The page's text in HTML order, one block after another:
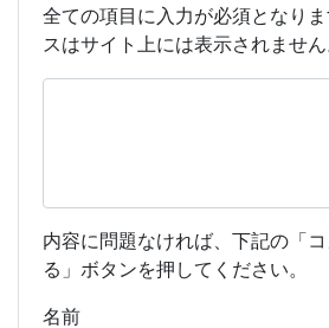
全ての項目に入力が必須となり
スはサイト上には表示されません
内容に問題なければ、下記の「
る」ボタンを押してください。
名前